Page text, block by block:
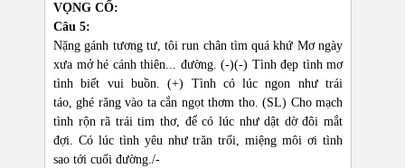
VỌNG CỔ:
Câu 5:
Nặng gánh tương tư, tôi run chân tìm quá khứ Mơ ngày
xưa mở hé cánh thiên... đường. (-)(-) Tình đẹp tình mơ
tình biết vui buồn. (+) Tình có lúc ngon như trái
táo, ghé răng vào ta cắn ngọt thơm tho. (SL) Cho mạch
tình rộn rã trái tim thơ, để có lúc như dật dờ đôi mắt
đợi. Có lúc tình yêu như trăn trối, miệng môi ơi tình
sao tới cuối đường./-